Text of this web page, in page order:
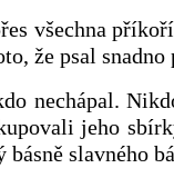
všechna
že psal
nechápal.
jeho
slavného